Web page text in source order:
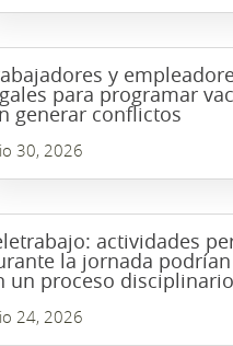
y
para programar
generar conflictos
30, 2026
actividades
la jornada
un proceso disciplinario
24, 2026